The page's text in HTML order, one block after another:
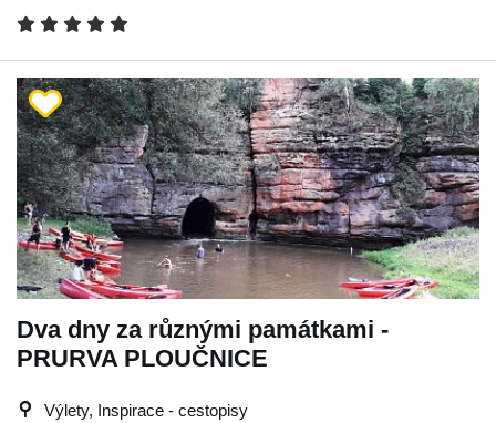
Dva dny za různými památkami -
PRURVA PLOUČNICE
Výlety, Inspirace - cestopisy